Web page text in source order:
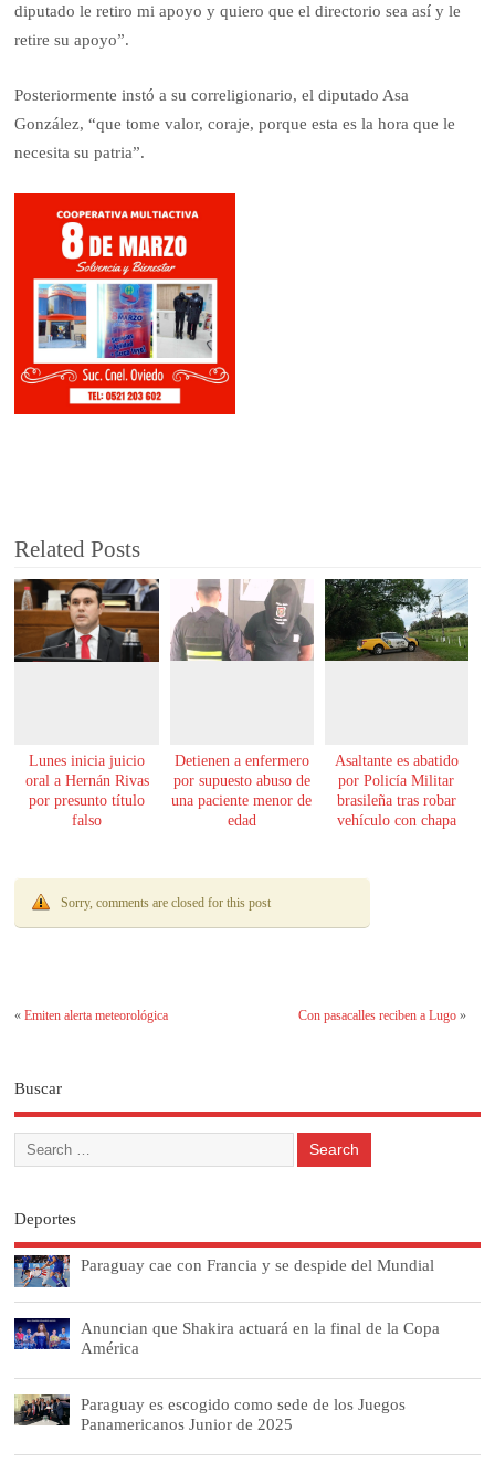
diputado le retiro mi apoyo y quiero que el directorio sea así y le
retire su apoyo”.
Posteriormente instó a su correligionario, el diputado Asa
González, “que tome valor, coraje, porque esta es la hora que le
necesita su patria”.
Related Posts
Lunes inicia juicio
oral a Hernán Rivas
por presunto título
falso
Detienen a enfermero
por supuesto abuso de
una paciente menor de
edad
Asaltante es abatido
por Policía Militar
brasileña tras robar
vehículo con chapa
Sorry, comments are closed for this post
«Emiten alerta meteorológica Con pasacalles reciben a Lugo»
Buscar
Deportes
Paraguay cae con Francia y se despide del Mundial
Anuncian que Shakira actuará en la final de la Copa
América
Paraguay es escogido como sede de los Juegos
Panamericanos Junior de 2025